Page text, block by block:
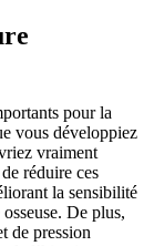
pour la
vous développiez
vraiment
réduire ces
la sensibilité
De plus,
de pression